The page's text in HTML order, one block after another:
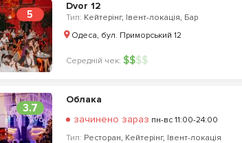
5
Dvor 12
Тип: Кейтерінг, Івент-локація, Бар
Одеса, бул. Приморський 12
Середній чек: $$$$
3.7
Облака
зачинено зараз пн-вс 11:00-24:00
Тип: Ресторан, Кейтерінг, Івент-локація